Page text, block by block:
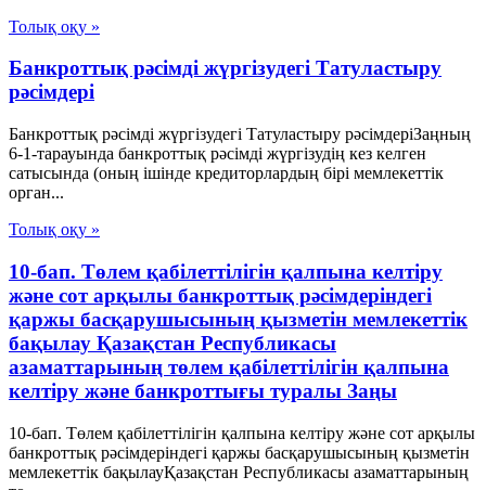
Толық оқу »
Банкроттық рәсімді жүргізудегі Татуластыру
рәсімдері
Банкроттық рәсімді жүргізудегі Татуластыру рәсімдеріЗаңның
6-1-тарауында банкроттық рәсімді жүргізудің кез келген
сатысында (оның ішінде кредиторлардың бірі мемлекеттік
орган...
Толық оқу »
10-бап. Төлем қабілеттілігін қалпына келтіру
және сот арқылы банкроттық рәсімдеріндегі
қаржы басқарушысының қызметін мемлекеттік
бақылау Қазақстан Республикасы
азаматтарының төлем қабілеттілігін қалпына
келтіру және банкроттығы туралы Заңы
10-бап. Төлем қабілеттілігін қалпына келтіру және сот арқылы
банкроттық рәсімдеріндегі қаржы басқарушысының қызметін
мемлекеттік бақылауҚазақстан Республикасы азаматтарының